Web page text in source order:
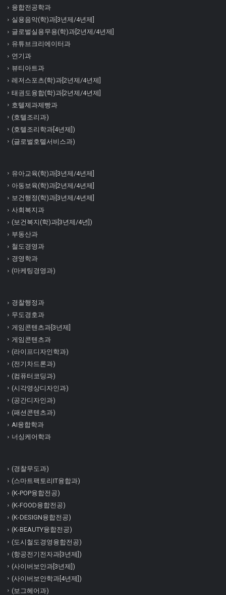
융합전공학과
실용음악(학)과[3년제/4년제]
글로벌실용무용(학)과[2년제/4년제]
유튜브크리에이터과
연기과
뷰티아트과
레저스포츠(학)과[2년제/4년제]
태권도융합(학)과[2년제/4년제]
호텔제과제빵과
(호텔조리과)
(호텔조리학과[4년제])
(글로벌호텔서비스과)
유아교육(학)과[3년제/4년제]
아동보육(학)과[2년제/4년제]
보건행정(학)과[3년제/4년제]
사회복지과
(보건복지(학)과[3년제/4년])
부동산과
철도경영과
경영학과
(마케팅경영과)
경찰행정과
무도경호과
게임콘텐츠과[3년제]
게임콘텐츠과
(라이프디자인학과)
(전기차드론과)
(컴퓨터코딩과)
(시각영상디자인과)
(공간디자인과)
(패션콘텐츠과)
AI융합학과
너싱케어학과
(경찰무도과)
(스마트팩토리IT융합과)
(K-POP융합전공)
(K-FOOD융합전공)
(K-DESIGN융합전공)
(K-BEAUTY융합전공)
(도시철도경영융합전공)
(항공전기전자과[3년제])
(사이버보안과[3년제])
(사이버보안학과[4년제])
(보그헤어과)